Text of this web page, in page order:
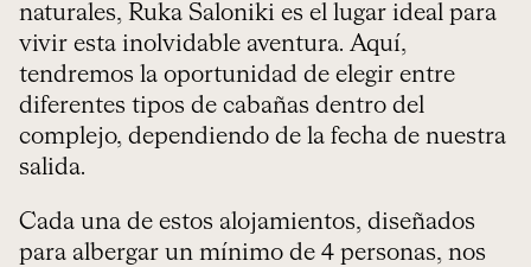
naturales, Ruka Saloniki es el lugar ideal para
vivir esta inolvidable aventura. Aquí,
tendremos la oportunidad de elegir entre
diferentes tipos de cabañas dentro del
complejo, dependiendo de la fecha de nuestra
salida.
Cada una de estos alojamientos, diseñados
para albergar un mínimo de 4 personas, nos